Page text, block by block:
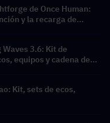
de Once Human:
y la recarga de
3.6: Kit de
equipos y cadena de
Kit, sets de ecos,